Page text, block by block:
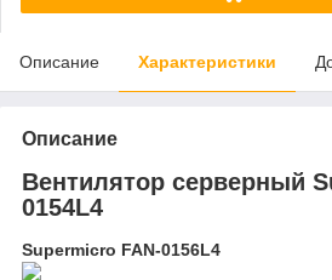
Описание Характеристики
Описание
Вентилятор серверный
0154L4
Supermicro FAN-0156L4